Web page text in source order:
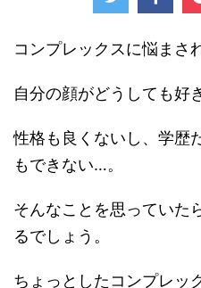
コンプレックスに悩まさ
自分の顔がどうしても好
性格も良くないし、学歴
もできない…。
そんなことを思っていた
るでしょう。
ちょっとしたコンプレッ